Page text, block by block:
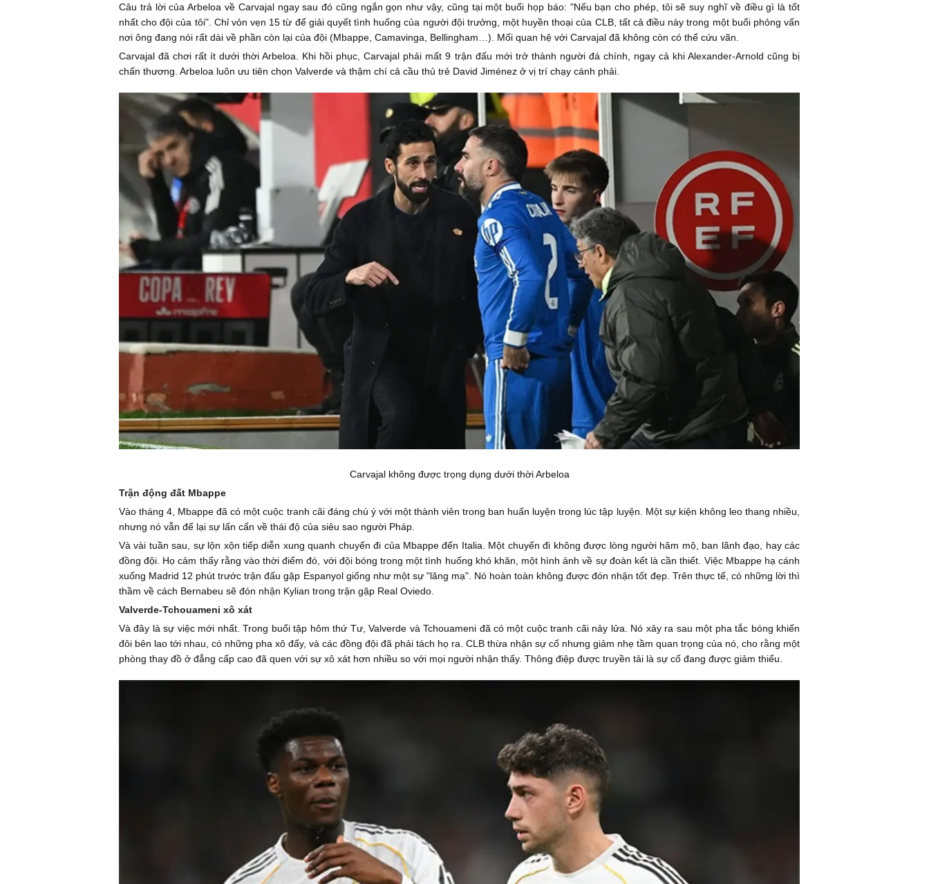
Câu trả lời của Arbeloa về Carvajal ngay sau đó cũng ngắn gọn như vậy, cũng tại một buổi họp báo: "Nếu bạn cho phép, tôi sẽ suy nghĩ về điều gì là tốt
nhất cho đội của tôi". Chỉ vỏn vẹn 15 từ để giải quyết tình huống của người đội trưởng, một huyền thoại của CLB, tất cả điều này trong một buổi phỏng vấn
nơi ông đang nói rất dài về phần còn lại của đội (Mbappe, Camavinga, Bellingham…). Mối quan hệ với Carvajal đã không còn có thể cứu vãn.
Carvajal đã chơi rất ít dưới thời Arbeloa. Khi hồi phục, Carvajal phải mất 9 trận đấu mới trở thành người đá chính, ngay cả khi Alexander-Arnold cũng bị
chấn thương. Arbeloa luôn ưu tiên chọn Valverde và thậm chí cả cầu thủ trẻ David Jiménez ở vị trí chạy cánh phải.
Carvajal không được trọng dụng dưới thời Arbeloa
Trận động đất Mbappe
Vào tháng 4, Mbappe đã có một cuộc tranh cãi đáng chú ý với một thành viên trong ban huấn luyện trong lúc tập luyện. Một sự kiện không leo thang nhiều,
nhưng nó vẫn để lại sự lấn cấn về thái độ của siêu sao người Pháp.
Và vài tuần sau, sự lộn xộn tiếp diễn xung quanh chuyến đi của Mbappe đến Italia. Một chuyến đi không được lòng người hâm mộ, ban lãnh đạo, hay các
đồng đội. Họ cảm thấy rằng vào thời điểm đó, với đội bóng trong một tình huống khó khăn, một hình ảnh về sự đoàn kết là cần thiết. Việc Mbappe hạ cánh
xuống Madrid 12 phút trước trận đấu gặp Espanyol giống như một sự "lăng mạ". Nó hoàn toàn không được đón nhận tốt đẹp. Trên thực tế, có những lời thì
thầm về cách Bernabeu sẽ đón nhận Kylian trong trận gặp Real Oviedo.
Valverde-Tchouameni xô xát
Và đây là sự việc mới nhất. Trong buổi tập hôm thứ Tư, Valverde và Tchouameni đã có một cuộc tranh cãi nảy lửa. Nó xảy ra sau một pha tắc bóng khiến
đôi bên lao tới nhau, có những pha xô đẩy, và các đồng đội đã phải tách họ ra. CLB thừa nhận sự cố nhưng giảm nhẹ tầm quan trọng của nó, cho rằng một
phòng thay đồ ở đẳng cấp cao đã quen với sự xô xát hơn nhiều so với mọi người nhận thấy. Thông điệp được truyền tải là sự cố đang được giảm thiểu.